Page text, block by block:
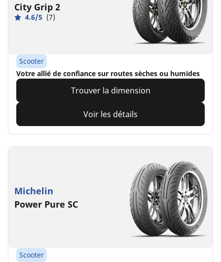
City Grip 2
4.6/5 (7)
Scooter
Votre allié de confiance sur routes sèches ou humides
Trouver la dimension
Voir les détails
Michelin
Power Pure SC
Scooter